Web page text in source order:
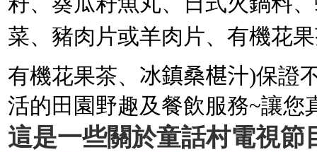
菜、豬肉片或羊肉片、有機花
有機花果茶、 冰鎮桑椹汁)保證
活的田園野趣及餐飲服務~讓您
這是一些關於童話村電視節